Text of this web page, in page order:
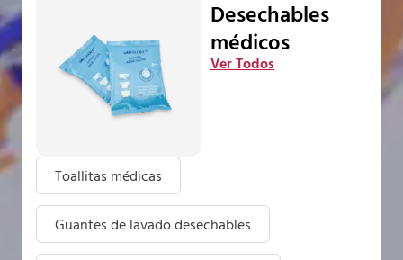
Desechables
médicos
Ver Todos
Toallitas médicas
Guantes de lavado desechables